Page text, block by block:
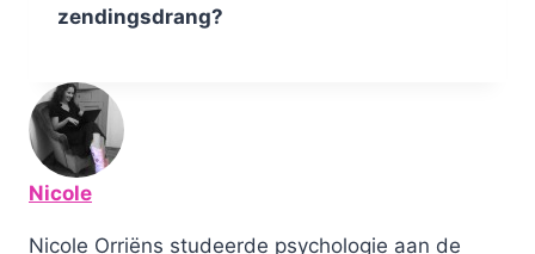
zendingsdrang?
Nicole
Nicole Orriëns studeerde psychologie aan de